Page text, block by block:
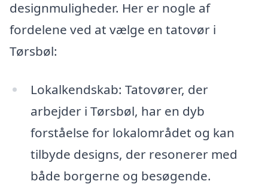
designmuligheder. Her er nogle af
fordelene ved at vælge en tatovør i
Tørsbøl:
Lokalkendskab: Tatovører, der
arbejder i Tørsbøl, har en dyb
forståelse for lokalområdet og kan
tilbyde designs, der resonerer med
både borgerne og besøgende.